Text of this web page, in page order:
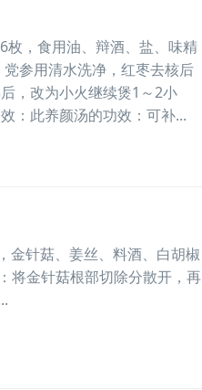
，食用油、辩酒、盐、味精
参用清水洗净，红枣去核后
，改为小火继续煲1～2小
此养颜汤的功效：可补...
针菇、姜丝、料酒、白胡椒
金针菇根部切除分散开，再